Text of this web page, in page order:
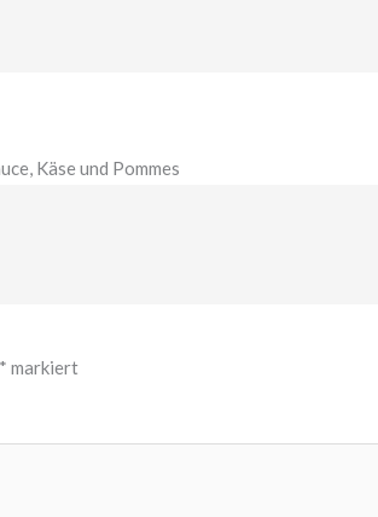
Käse und Pommes
* markiert